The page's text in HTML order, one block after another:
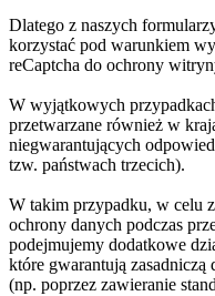
Dlatego z naszych
korzystać pod warunkiem
reCaptcha do ochrony
W wyjątkowych
przetwarzane również w
niegwarantujących
tzw. państwach trzecich).
W takim przypadku, w celu
ochrony danych podczas
podejmujemy dodatkowe
które gwarantują zasadniczą
(np. poprzez zawieranie